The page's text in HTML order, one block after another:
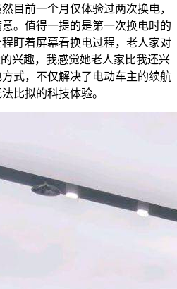
目前一个月仅体验过两次换电，
。值得一提的是第一次换电时的
盯着屏幕看换电过程，老人家对
兴趣，我感觉她老人家比我还兴
式，不仅解决了电动车主的续航
比拟的科技体验。